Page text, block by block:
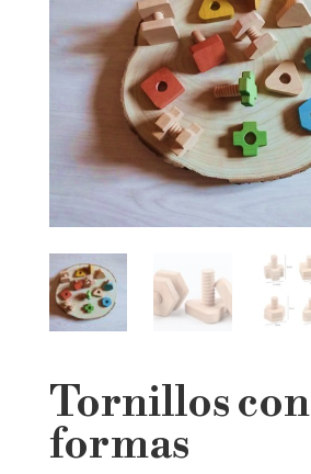
Tornillos con
formas